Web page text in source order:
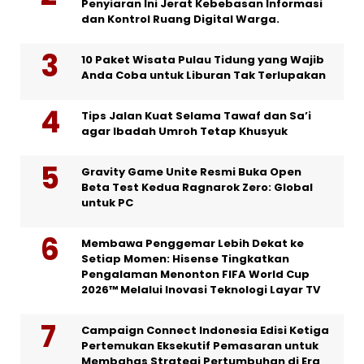
Penyiaran Ini Jerat Kebebasan Informasi
dan Kontrol Ruang Digital Warga.
10 Paket Wisata Pulau Tidung yang Wajib
Anda Coba untuk Liburan Tak Terlupakan
Tips Jalan Kuat Selama Tawaf dan Sa’i
agar Ibadah Umroh Tetap Khusyuk
Gravity Game Unite Resmi Buka Open
Beta Test Kedua Ragnarok Zero: Global
untuk PC
Membawa Penggemar Lebih Dekat ke
Setiap Momen: Hisense Tingkatkan
Pengalaman Menonton FIFA World Cup
2026™ Melalui Inovasi Teknologi Layar TV
Campaign Connect Indonesia Edisi Ketiga
Pertemukan Eksekutif Pemasaran untuk